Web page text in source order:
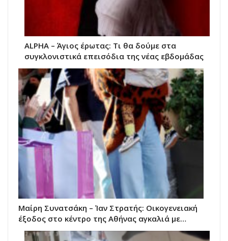
ALPHA – Άγιος έρωτας: Τι θα δούμε στα
συγκλονιστικά επεισόδια της νέας εβδομάδας
Μαίρη Συνατσάκη – Ίαν Στρατής: Οικογενειακή
έξοδος στο κέντρο της Αθήνας αγκαλιά με…